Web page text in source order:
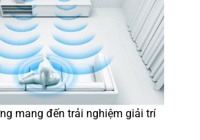
mang đến trải nghiệm giải trí